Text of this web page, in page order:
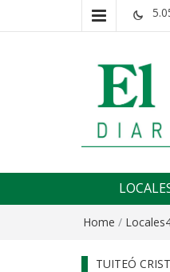
El
Home /
TUITEÓ